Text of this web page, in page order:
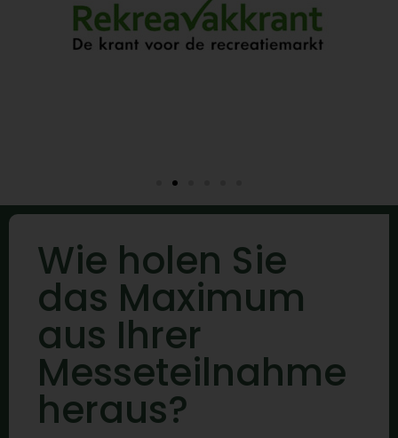
Wie holen Sie
das Maximum
aus Ihrer
Messeteilnahme
heraus?